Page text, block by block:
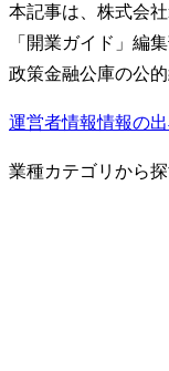
本記事は、株式会
「開業ガイド」編
政策金融公庫の公
運営者情報情報の
業種カテゴリから